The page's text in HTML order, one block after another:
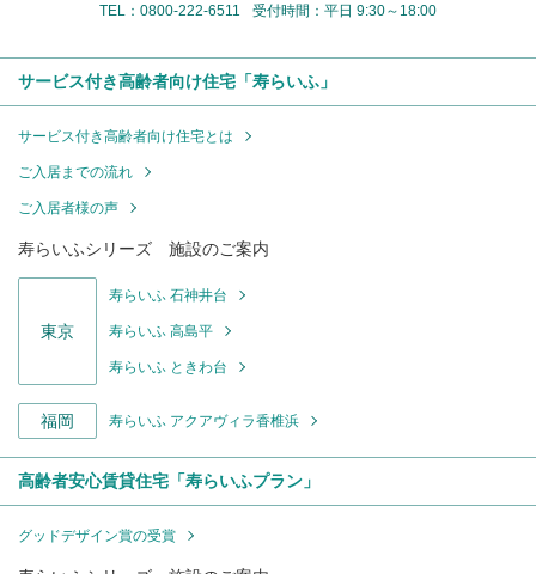
TEL：0800-222-6511
受付時間：平日 9:30～18:00
サービス付き高齢者向け住宅「寿らいふ」
サービス付き高齢者向け住宅とは
ご入居までの流れ
ご入居者様の声
寿らいふシリーズ 施設のご案内
東京
寿らいふ 石神井台
寿らいふ 高島平
寿らいふ ときわ台
福岡 寿らいふ アクアヴィラ香椎浜
高齢者安心賃貸住宅「寿らいふプラン」
グッドデザイン賞の受賞